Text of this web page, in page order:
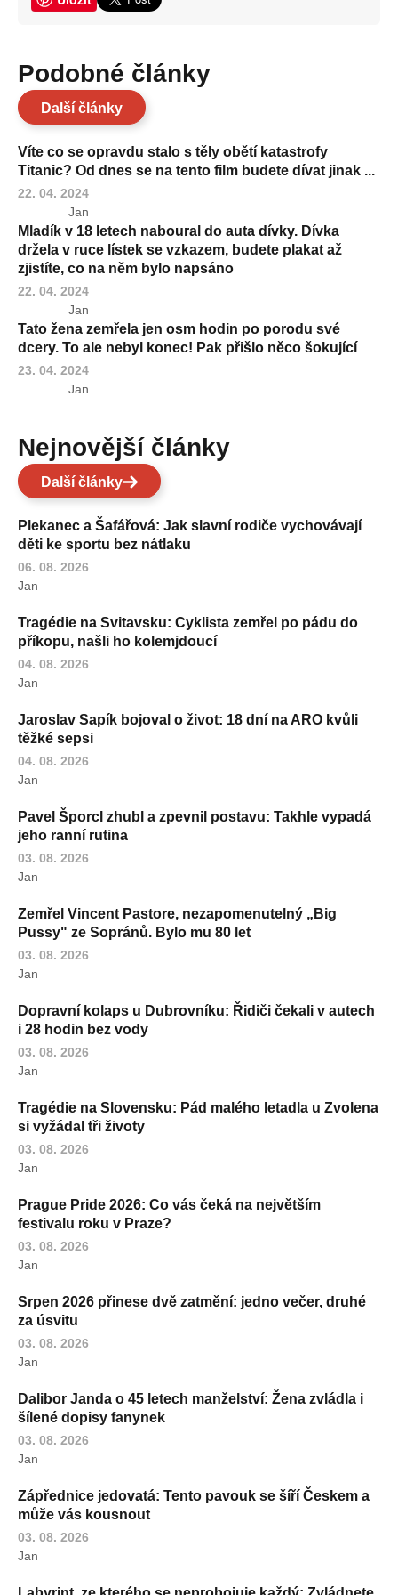
Podobné články
Další články
Víte co se opravdu stalo s těly obětí katastrofy
Titanic? Od dnes se na tento film budete dívat jinak ...
22. 04. 2024
Jan
Mladík v 18 letech naboural do auta dívky. Dívka
držela v ruce lístek se vzkazem, budete plakat až
zjistíte, co na něm bylo napsáno
22. 04. 2024
Jan
Tato žena zemřela jen osm hodin po porodu své
dcery. To ale nebyl konec! Pak přišlo něco šokující
23. 04. 2024
Jan
Nejnovější články
Další články
Plekanec a Šafářová: Jak slavní rodiče vychovávají
děti ke sportu bez nátlaku
06. 08. 2026
Jan
Tragédie na Svitavsku: Cyklista zemřel po pádu do
příkopu, našli ho kolemjdoucí
04. 08. 2026
Jan
Jaroslav Sapík bojoval o život: 18 dní na ARO kvůli
těžké sepsi
04. 08. 2026
Jan
Pavel Šporcl zhubl a zpevnil postavu: Takhle vypadá
jeho ranní rutina
03. 08. 2026
Jan
Zemřel Vincent Pastore, nezapomenutelný „Big
Pussy" ze Sopránů. Bylo mu 80 let
03. 08. 2026
Jan
Dopravní kolaps u Dubrovníku: Řidiči čekali v autech
i 28 hodin bez vody
03. 08. 2026
Jan
Tragédie na Slovensku: Pád malého letadla u Zvolena
si vyžádal tři životy
03. 08. 2026
Jan
Prague Pride 2026: Co vás čeká na největším
festivalu roku v Praze?
03. 08. 2026
Jan
Srpen 2026 přinese dvě zatmění: jedno večer, druhé
za úsvitu
03. 08. 2026
Jan
Dalibor Janda o 45 letech manželství: Žena zvládla i
šílené dopisy fanynek
03. 08. 2026
Jan
Zápřednice jedovatá: Tento pavouk se šíří Českem a
může vás kousnout
03. 08. 2026
Jan